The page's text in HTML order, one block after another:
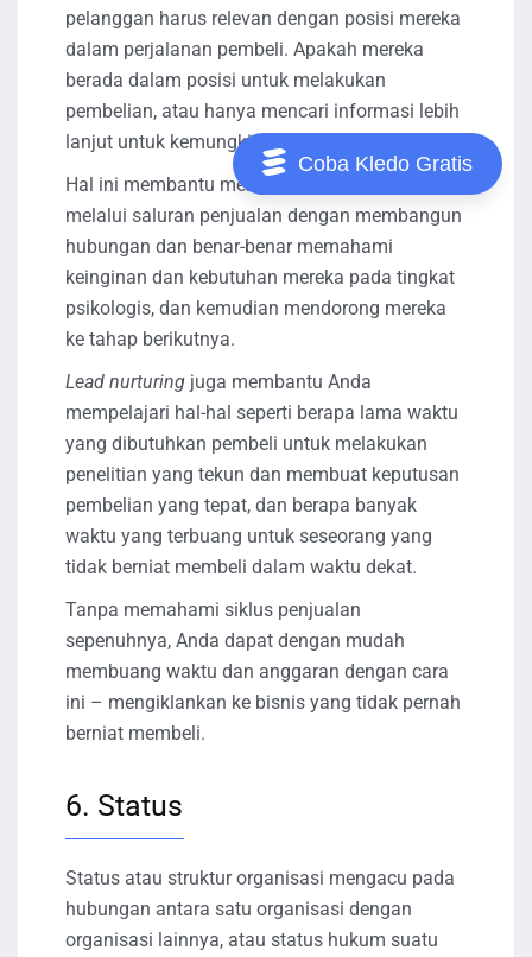
pelanggan harus relevan dengan posisi mereka
dalam perjalanan pembeli. Apakah mereka
berada dalam posisi untuk melakukan
pembelian, atau hanya mencari informasi lebih
lanjut untuk kemungkinan membeli nanti?
Hal ini membantu mengarahkan pelanggan
melalui saluran penjualan dengan membangun
hubungan dan benar-benar memahami
keinginan dan kebutuhan mereka pada tingkat
psikologis, dan kemudian mendorong mereka
ke tahap berikutnya.
Lead nurturing juga membantu Anda
mempelajari hal-hal seperti berapa lama waktu
yang dibutuhkan pembeli untuk melakukan
penelitian yang tekun dan membuat keputusan
pembelian yang tepat, dan berapa banyak
waktu yang terbuang untuk seseorang yang
tidak berniat membeli dalam waktu dekat.
Tanpa memahami siklus penjualan
sepenuhnya, Anda dapat dengan mudah
membuang waktu dan anggaran dengan cara
ini – mengiklankan ke bisnis yang tidak pernah
berniat membeli.
6. Status
Status atau struktur organisasi mengacu pada
hubungan antara satu organisasi dengan
organisasi lainnya, atau status hukum suatu
Coba Kledo Gratis